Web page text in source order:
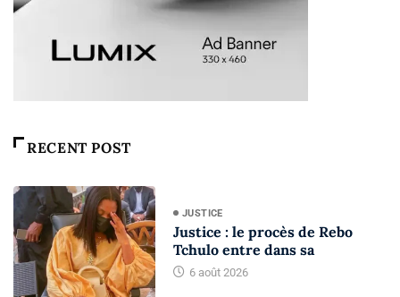
RECENT POST
JUSTICE
Justice : le procès de Rebo
Tchulo entre dans sa
6 août 2026